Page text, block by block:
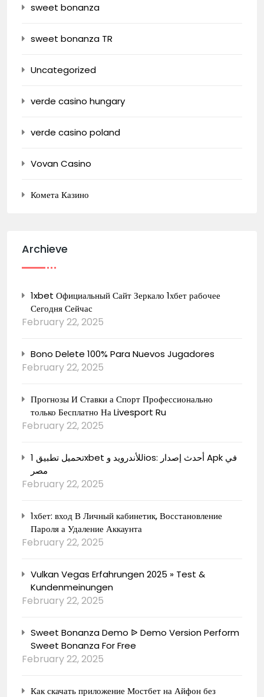
sweet bonanza
sweet bonanza TR
Uncategorized
verde casino hungary
verde casino poland
Vovan Casino
Комета Казино
Archieve
1xbet Официальный Сайт Зеркало 1хбет рабочее
Сегодня Сейчас
February 22, 2025
Bono Delete 100% Para Nuevos Jugadores
February 22, 2025
Прогнозы И Ставки а Спорт Профессионально
только Бесплатно На Livesport Ru
February 22, 2025
تحميل تطبيق 1xbet للأندرويد وios: أحدث إصدار Apk في
مصر
February 22, 2025
1хбет: вход В Личный кабинетик, Восстановление
Пароля а Удаление Аккаунта
February 22, 2025
Vulkan Vegas Erfahrungen 2025 » Test &
Kundenmeinungen
February 22, 2025
Sweet Bonanza Demo ᐉ Demo Version Perform
Sweet Bonanza For Free
February 22, 2025
Как скачать приложение Мостбет на Айфон без